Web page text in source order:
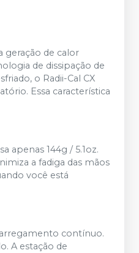
geração de calor
de dissipação de
o Radii-Cal CX
Essa característica
apenas 144g / 5.1oz.
a fadiga das mãos
você está
contínuo.
A estação de